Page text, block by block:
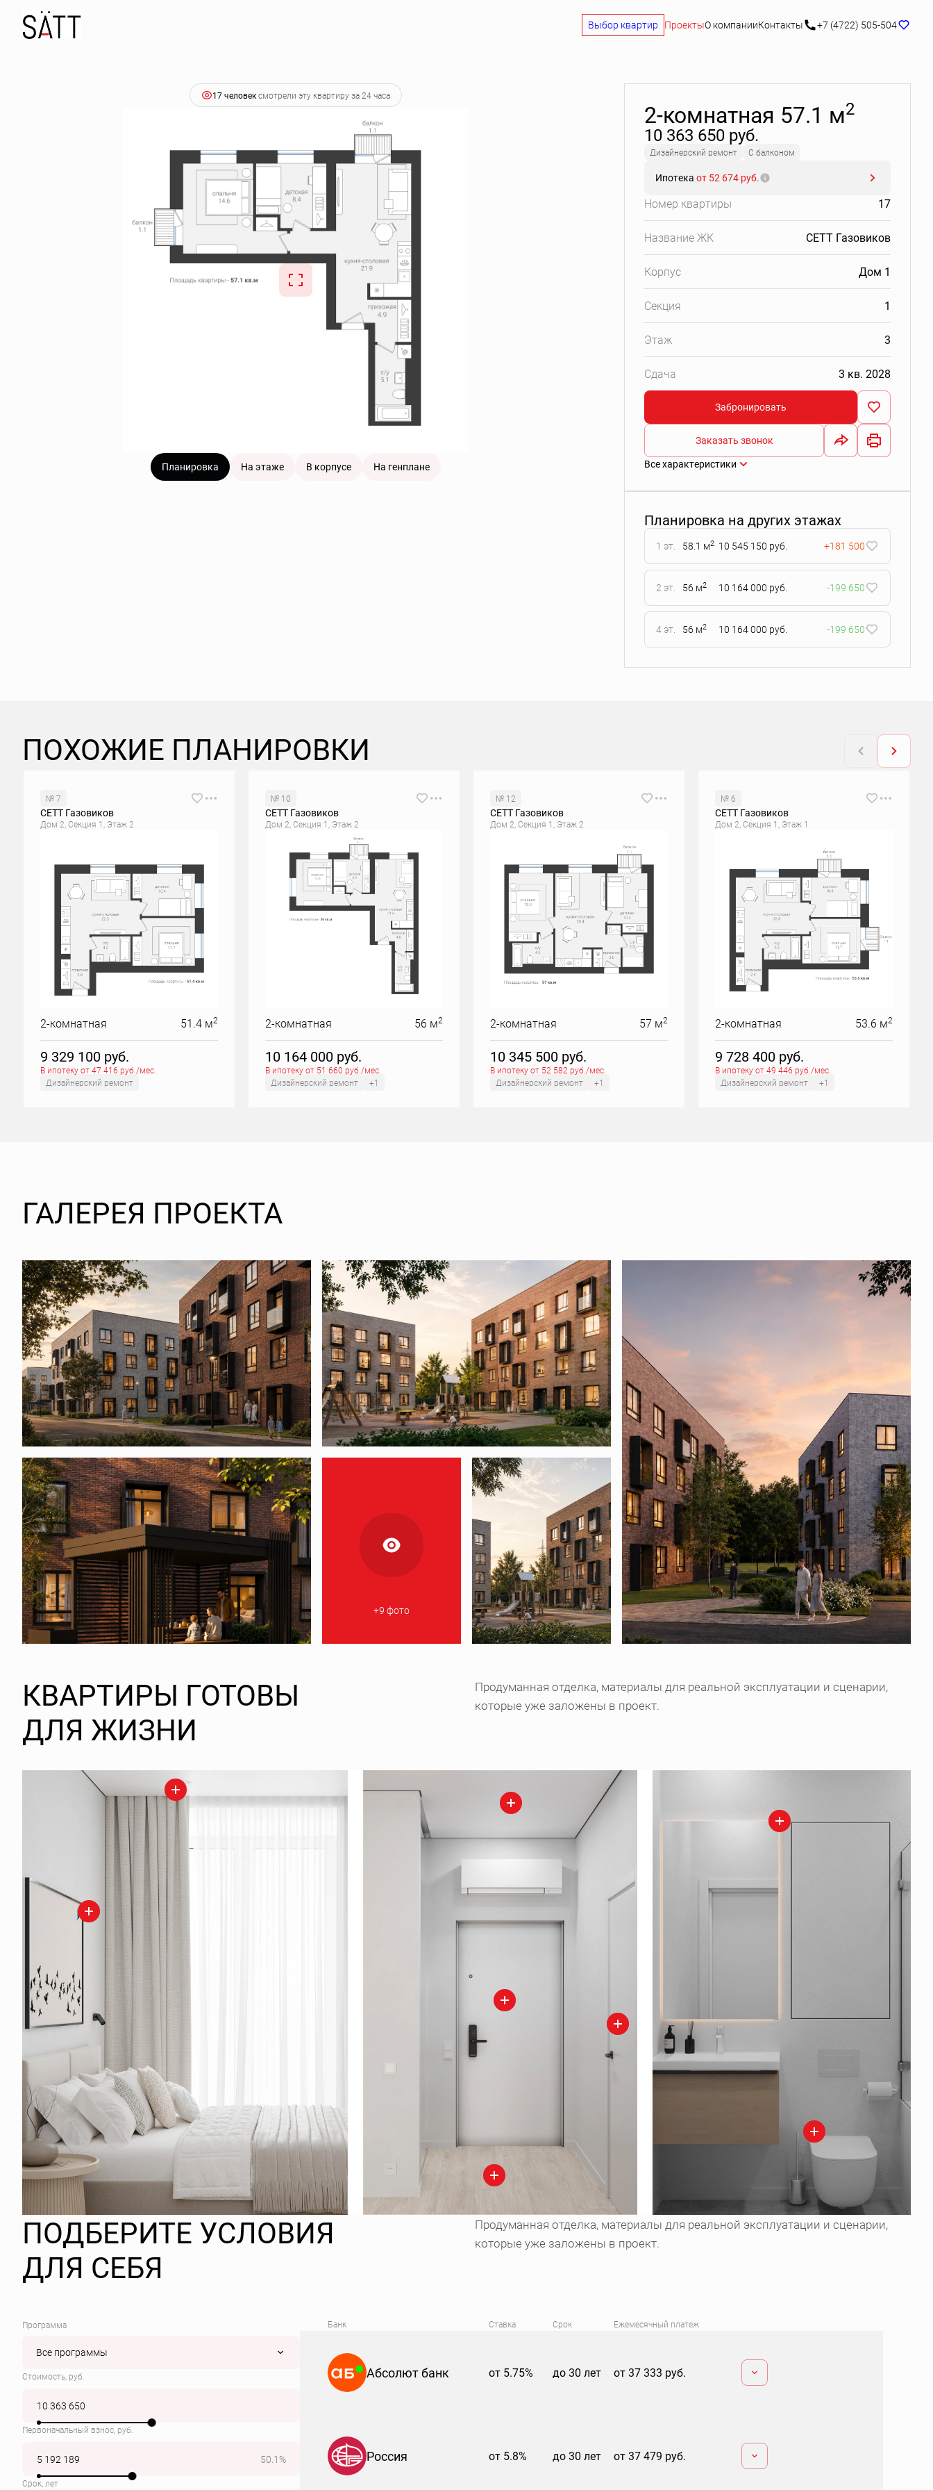
Выбор квартир ПроектыО компанииКонтакты +7 (4722) 505-504
2-комнатная Забронировать
17 человексмотрели эту квартиру за 24 часа
Планировка На этаже В корпусе На генплане
2-комнатная 57.1 м2
10 363 650 руб.
Дизайнерский ремонт С балконом
Ипотека от 52 674 руб.
Номер квартиры 17
Название ЖК СЕТТ Газовиков
Корпус Дом 1
Секция 1
Этаж 3
Сдача 3 кв. 2028
Забронировать
Заказать звонок
Все характеристики
Планировка на других этажах
1 эт. 58.1 м2 10 545 150 руб. +181 500
2 эт. 56 м2 10 164 000 руб. -199 650
4 эт. 56 м2 10 164 000 руб. -199 650
ПОХОЖИЕ ПЛАНИРОВКИ
№ 7
СЕТТ Газовиков
Дом 2, Секция 1, Этаж 2
2-комнатная 51.4 м2
9 329 100 руб.
В ипотеку от 47 416 руб./мес.
Дизайнерский ремонт
№ 10
СЕТТ Газовиков
Дом 2, Секция 1, Этаж 2
2-комнатная 56 м2
10 164 000 руб.
В ипотеку от 51 660 руб./мес.
Дизайнерский ремонт
+1
№ 12
СЕТТ Газовиков
Дом 2, Секция 1, Этаж 2
2-комнатная 57 м2
10 345 500 руб.
В ипотеку от 52 582 руб./мес.
Дизайнерский ремонт
+1
№ 6
СЕТТ Газовиков
Дом 2, Секция 1, Этаж 1
2-комнатная 53.6 м2
9 728 400 руб.
В ипотеку от 49 446 руб./мес.
Дизайнерский ремонт
+1
ГАЛЕРЕЯ ПРОЕКТА
+9 фото
КВАРТИРЫ ГОТОВЫ
ДЛЯ ЖИЗНИ
Продуманная отделка, материалы для реальной эксплуатации и сценарии,
которые уже заложены в проект.
ПОДБЕРИТЕ УСЛОВИЯ
ДЛЯ СЕБЯ
Продуманная отделка, материалы для реальной эксплуатации и сценарии,
которые уже заложены в проект.
Программа
Все программы
Стоимость, руб.
Первоначальный взнос, руб.
50.1%
Срок, лет
Банк Ставка Срок Ежемесячный платеж
Абсолют банк от 5.75% до 30 лет от 37 333 руб.
Россия от 5.8% до 30 лет от 37 479 руб.